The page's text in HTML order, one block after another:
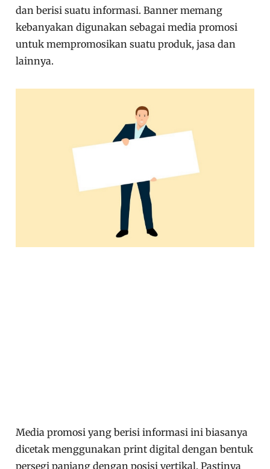
dan berisi suatu informasi. Banner memang
kebanyakan digunakan sebagai media promosi
untuk mempromosikan suatu produk, jasa dan
lainnya.
Media promosi yang berisi informasi ini biasanya
dicetak menggunakan print digital dengan bentuk
persegi panjang dengan posisi vertikal. Pastinya